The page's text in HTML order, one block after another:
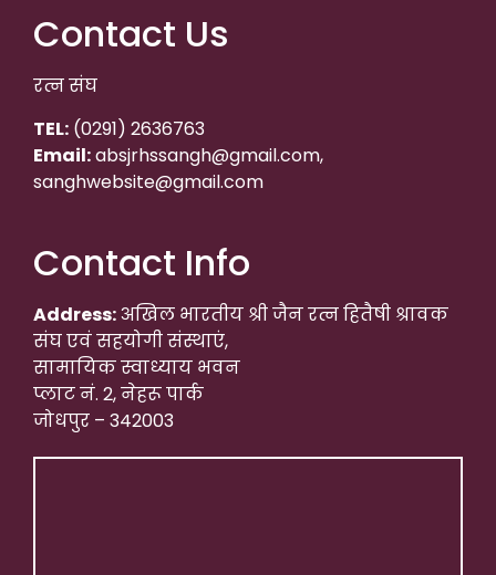
Contact Us
रत्न संघ
TEL: (0291) 2636763
Email:absjrhssangh@gmail.com,
sanghwebsite@gmail.com
Contact Info
Address:अखिल भारतीय श्री जैन रत्न हितैषी श्रावक
संघ एवं सहयोगी संस्थाएं,
सामायिक स्वाध्याय भवन
प्लाट नं. 2, नेहरू पार्क
जोधपुर – 342003